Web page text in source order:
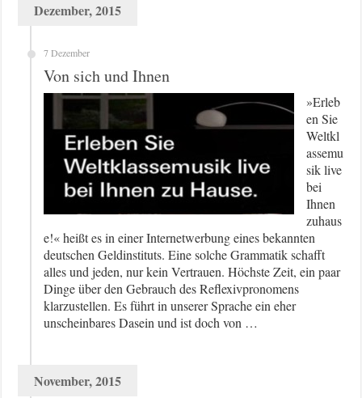
Dezember, 2015
7 Dezember
Von sich und Ihnen
»Erleb
en Sie
Weltkl
assemu
sik live
bei
Ihnen
zuhaus
e!« heißt es in einer Internetwerbung eines bekannten
deutschen Geldinstituts. Eine solche Grammatik schafft
alles und jeden, nur kein Vertrauen. Höchste Zeit, ein paar
Dinge über den Gebrauch des Reflexivpronomens
klarzustellen. Es führt in unserer Sprache ein eher
unscheinbares Dasein und ist doch von …
November, 2015